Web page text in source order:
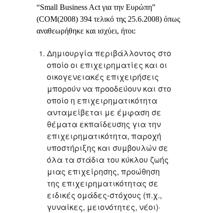
“Small Business Act για την Ευρώπη”
(COM(2008) 394 τελικό της 25.6.2008) όπως
αναθεωρήθηκε και ισχύει, ήτοι:
Δημιουργία περιβάλλοντος στο
οποίο οι επιχειρηματίες και οι
οικογενειακές επιχειρήσεις
μπορούν να προοδεύουν και στο
οποίο η επιχειρηματικότητα
ανταμείβεται με έμφαση σε
θέματα εκπαίδευσης για την
επιχειρηματικότητα, παροχή
υποστήριξης και συμβουλών σε
όλα τα στάδια του κύκλου ζωής
μιας επιχείρησης, προώθηση
της επιχειρηματικότητας σε
ειδικές ομάδες-στόχους (π.χ.,
γυναίκες, μειονότητες, νέοι)·